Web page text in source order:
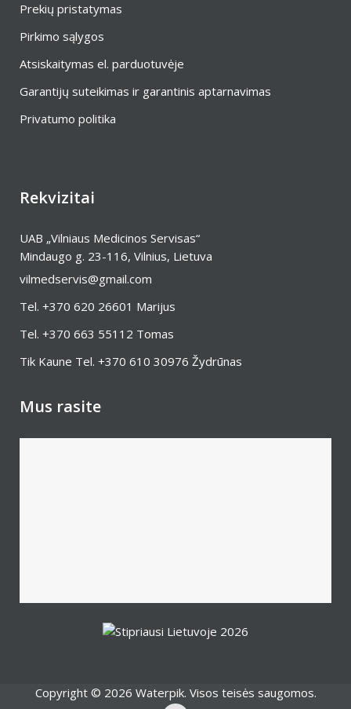
Prekių pristatymas
Pirkimo sąlygos
Atsiskaitymas el. parduotuvėje
Garantijų suteikimas ir garantinis aptarnavimas
Privatumo politika
Rekvizitai
UAB „Vilniaus Medicinos Servisas“
Mindaugo g. 23-116, Vilnius, Lietuva
vilmedservis@gmail.com
Tel. +370 620 26601 Marijus
Tel. +370 663 55112 Tomas
Tik Kaune Tel. +370 610 30976 Žydrūnas
Mus rasite
Copyright © 2026 Waterpik. Visos teisės saugomos.